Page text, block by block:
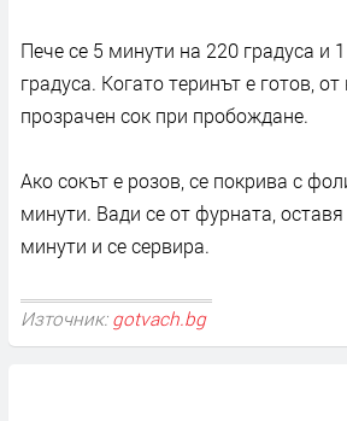
Пече се 5 минути на 220 градуса и
градуса. Когато теринът е готов, от
прозрачен сок при пробождане.
Ако сокът е розов, се покрива с
минути. Вади се от фурната,
минути и се сервира.
Източник: gotvach.bg